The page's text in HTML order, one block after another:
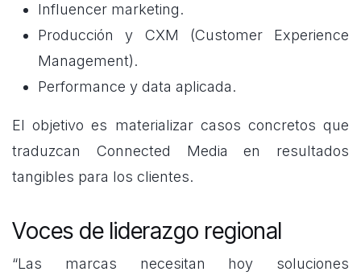
Influencer marketing.
Producción y CXM (Customer Experience
Management).
Performance y data aplicada.
El objetivo es materializar casos concretos que
traduzcan Connected Media en resultados
tangibles para los clientes.
Voces de liderazgo regional
“Las marcas necesitan hoy soluciones